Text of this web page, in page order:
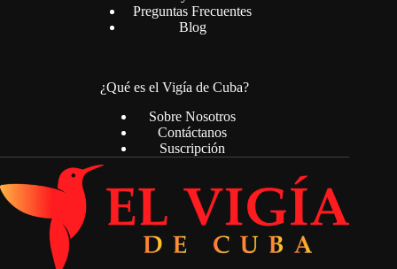
Preguntas Frecuentes
Blog
¿Qué es el Vigía de Cuba?
Sobre Nosotros
Contáctanos
Suscripción